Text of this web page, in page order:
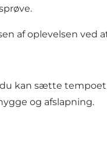
af oplevelsen ved
kan sætte
og afslapning.